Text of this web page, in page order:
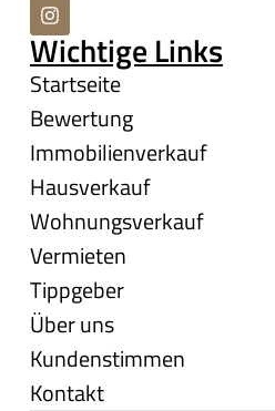
Wichtige Links
Startseite
Bewertung
Immobilienverkauf
Hausverkauf
Wohnungsverkauf
Vermieten
Tippgeber
Über uns
Kundenstimmen
Kontakt